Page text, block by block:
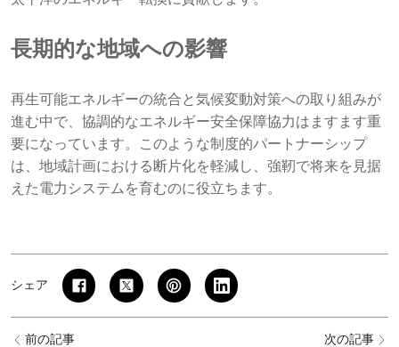
長期的な地域への影響
再生可能エネルギーの統合と気候変動対策への取り組みが
進む中で、協調的なエネルギー安全保障協力はますます重
要になっています。このような制度的パートナーシップ
は、地域計画における断片化を軽減し、強靭で将来を見据
えた電力システムを育むのに役立ちます。
シェア
前の記事 次の記事